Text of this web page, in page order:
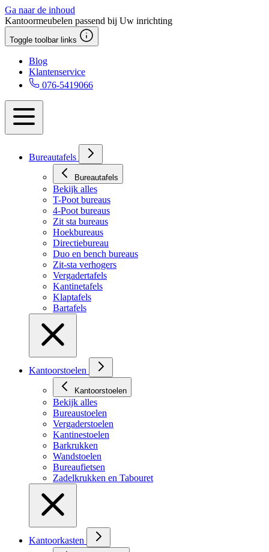
Ga naar de inhoud
Kantoormeubelen passend bij Uw inrichting
Toggle toolbar links
Blog
Klantenservice
076-5419066
Bureautafels
Bureautafels
Bekijk alles
T-Poot bureaus
4-Poot bureaus
Zit sta bureaus
Hoekbureaus
Directiebureau
Duo en bench bureaus
Zit-sta verhogers
Vergadertafels
Kantinetafels
Klaptafels
Bartafels
Kantoorstoelen
Kantoorstoelen
Bekijk alles
Bureaustoelen
Vergaderstoelen
Kantinestoelen
Barkrukken
Wandstoelen
Bureaufietsen
Zadelkrukken en Tabouret
Kantoorkasten